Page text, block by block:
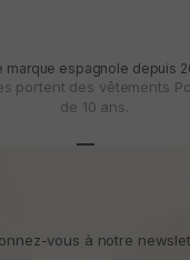
marque espagnole depuis
portent des vêtements
de 10 ans.
vous à notre